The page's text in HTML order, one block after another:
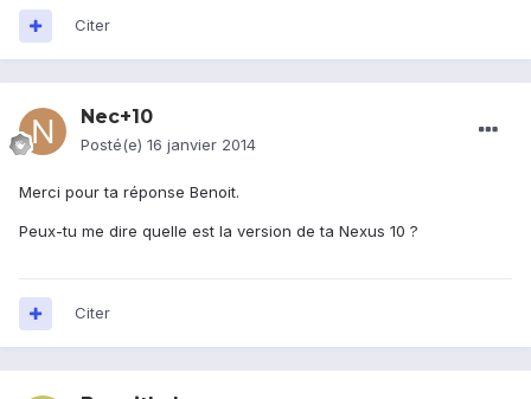
Citer
Nec+10
Posté(e) 16 janvier 2014
Merci pour ta réponse Benoit.
Peux-tu me dire quelle est la version de ta Nexus 10 ?
Citer